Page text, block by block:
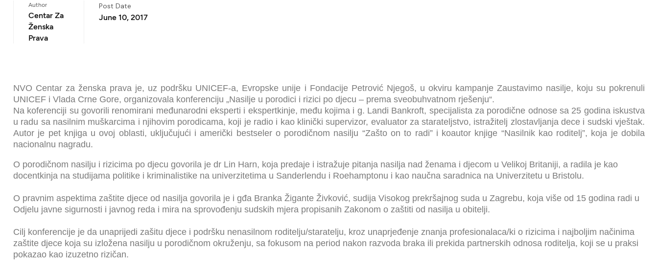
Author
Centar Za
Ženska
Prava
Post Date
June 10, 2017
NVO Centar za ženska prava je, uz podršku UNICEF-a, Evropske unije i Fondacije Petrović Njegoš, u okviru kampanje Zaustavimo nasilje, koju su pokrenuli
UNICEF i Vlada Crne Gore, organizovala konferenciju „Nasilje u porodici i rizici po djecu – prema sveobuhvatnom rješenju“.
Na koferenciji su govorili renomirani međunarodni eksperti i ekspertkinje, među kojima i g. Landi Bankroft, specijalista za porodične odnose sa 25 godina iskustva
u radu sa nasilnim muškarcima i njihovim porodicama, koji je radio i kao klinički supervizor, evaluator za starateljstvo, istražitelj zlostavljanja dece i sudski vještak.
Autor je pet knjiga u ovoj oblasti, uključujući i američki bestseler o porodičnom nasilju “Zašto on to radi” i koautor knjige “Nasilnik kao roditelj”, koja je dobila
nacionalnu nagradu.
O porodičnom nasilju i rizicima po djecu govorila je dr Lin Harn, koja predaje i istražuje pitanja nasilja nad ženama i djecom u Velikoj Britaniji, a radila je kao
docentkinja na studijama politike i kriminalistike na univerzitetima u Sanderlendu i Roehamptonu i kao naučna saradnica na Univerzitetu u Bristolu.
O pravnim aspektima zaštite djece od nasilja govorila je i gđa Branka Žigante Živković, sudija Visokog prekršajnog suda u Zagrebu, koja više od 15 godina radi u
Odjelu javne sigurnosti i javnog reda i mira na sprovođenju sudskih mjera propisanih Zakonom o zaštiti od nasilja u obitelji.
Cilj konferencije je da unaprijedi zašitu djece i podršku nenasilnom roditelju/staratelju, kroz unaprjeđenje znanja profesionalaca/ki o rizicima i najboljim načinima
zaštite djece koja su izložena nasilju u porodičnom okruženju, sa fokusom na period nakon razvoda braka ili prekida partnerskih odnosa roditelja, koji se u praksi
pokazao kao izuzetno rizičan.